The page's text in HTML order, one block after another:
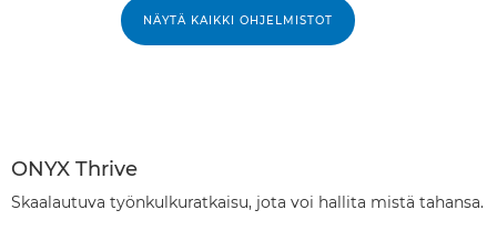
NÄYTÄ KAIKKI OHJELMISTOT
ONYX Thrive
Skaalautuva työnkulkuratkaisu, jota voi hallita mistä tahansa.